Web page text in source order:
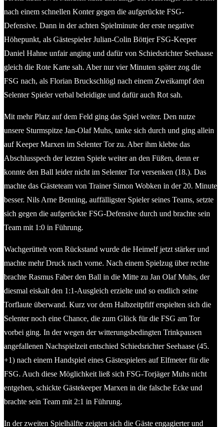
nach einem schnellen Konter gegen die aufgerückte FSG-
Defensive. Dann in der achten Spielminute der erste negative
Höhepunkt, als Gästespieler Julian-Colin Böttjer FSG-Keeper
Daniel Hahne unfair anging und dafür von Schiedsrichter Seehaase
gleich die Rote Karte sah. Aber nur vier Minuten später zog die
FSG nach, als Florian Bruckschlögl nach einem Zweikampf den
Selenter Spieler verbal beleidigte und dafür auch Rot sah.
Mit mehr Platz auf dem Feld ging das Spiel weiter. Den nutze
unsere Sturmspitze Jan-Olaf Muhs, tanke sich durch und ging allein
auf Keeper Marxen im Selenter Tor zu. Aber ihm klebte das
Abschlusspech der letzten Spiele weiter an den Füßen, denn er
konnte den Ball leider nicht im Selenter Tor versenken (18.). Das
machte das Gästeteam von Trainer Simon Wobken in der 20. Minute
besser. Nils Arne Benning, auffälligster Spieler seines Teams, setzte
sich gegen die aufgerückte FSG-Defensive durch und brachte sein
Team mit 1:0 in Führung.
Wachgerüttelt vom Rückstand wurde die Heimelf jetzt stärker und
machte mehr Druck nach vorne. Nach einem Spielzug über rechte
brachte Rasmus Faber den Ball in die Mitte zu Jan Olaf Muhs, der
diesmal eiskalt den 1:1-Ausgleich erzielte und so endlich seine
Torflaute überwand. Kurz vor dem Halbzeitpfiff erspielten sich die
Selenter noch eine Chance, die zum Glück für die FSG am Tor
vorbei ging. In der wegen der witterungsbedingten Trinkpausen
angefallenen Nachspielzeit entschied Schiedsrichter Seehaase (45.
+1) nach einem Handspiel eines Gästespielers auf Elfmeter für die
FSG. Auch diese Möglichkeit ließ sich FSG-Torjäger Muhs nicht
entgehen, schickte Gästekeeper Marxen in die falsche Ecke und
brachte sein Team mit 2:1 in Führung.
In der zweiten Spielhälfte zeigten sich die Gäste engagierter und